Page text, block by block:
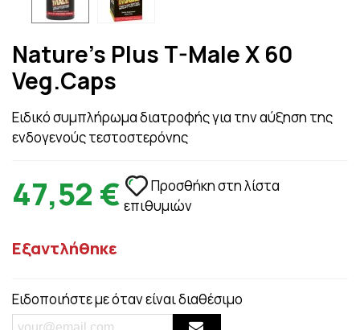
Nature's Plus T-Male X 60
Veg.Caps
Ειδικό συμπλήρωμα διατροφής για την αύξηση της
ενδογενούς τεστοστερόνης
47,52 €
Προσθήκη στη λίστα
επιθυμιών
Εξαντλήθηκε
Ειδοποιήστε με όταν είναι διαθέσιμο